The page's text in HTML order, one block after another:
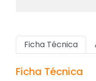
Ficha Técnica
Ficha Técnica